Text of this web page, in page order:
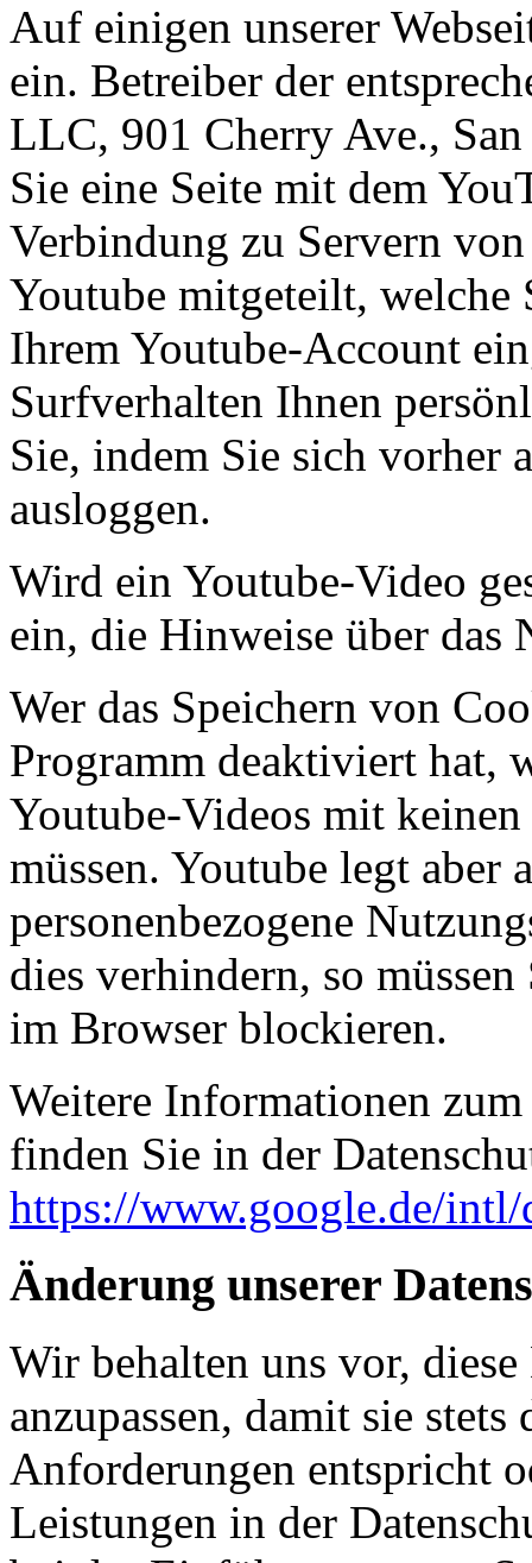
Auf einigen unserer
ein. Betreiber der
LLC, 901 Cherry Ave.,
Sie eine Seite mit dem
Verbindung zu Servern
Youtube mitgeteilt, welche
Ihrem Youtube-Account
Surfverhalten Ihnen
Sie, indem Sie sich vorher
ausloggen.
Wird ein Youtube-Video
ein, die Hinweise über das
Wer das Speichern von
Programm deaktiviert hat,
Youtube-Videos mit
müssen. Youtube legt aber
personenbezogene
dies verhindern, so
im Browser blockieren.
Weitere Informationen
finden Sie in der
https://www.google.de/
Änderung unserer
Wir behalten uns vor,
anzupassen, damit sie
Anforderungen entspricht
Leistungen in der